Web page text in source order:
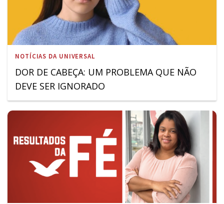
NOTÍCIAS DA UNIVERSAL
DOR DE CABEÇA: UM PROBLEMA QUE NÃO
DEVE SER IGNORADO